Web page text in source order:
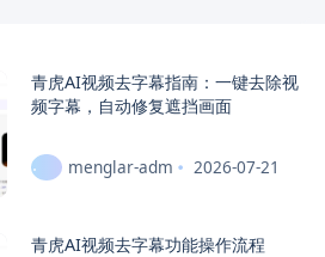
青虎AI视频去字幕指南：一键去除视
频字幕，自动修复遮挡画面
menglar-adm 2026-07-21
青虎AI视频去字幕功能操作流程